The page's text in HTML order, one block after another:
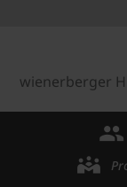
wienerberger